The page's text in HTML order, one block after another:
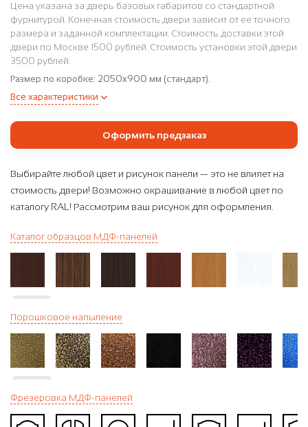
Цена указана за дверь базовых габаритов со стандартной
фурнитурой. Конечная стоимость двери зависит от ее точного
размера и заданной комплектации. Стоимость доставки этой
двери по Москве 1500 рублей. Стоимость установки этой двери
3500 рублей.
Размер по коробке: 2050x900 мм (стандарт).
Все характеристики
Оформить предзаказ
Выбирайте любой цвет и рисунок панели — это не влияет на
стоимость двери! Возможно окрашивание в любой цвет по
каталогу RAL! Рассмотрим ваш рисунок для оформления.
Каталог образцов МДФ-панелей
Порошковое напыление
Фрезеровка МДФ-панелей